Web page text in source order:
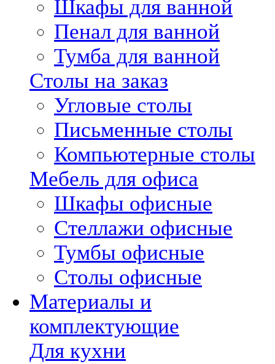
Шкафы для ванной
Пенал для ванной
Тумба для ванной
Столы на заказ
Угловые столы
Письменные столы
Компьютерные столы
Мебель для офиса
Шкафы офисные
Стеллажи офисные
Тумбы офисные
Столы офисные
Материалы и
комплектующие
Для кухни